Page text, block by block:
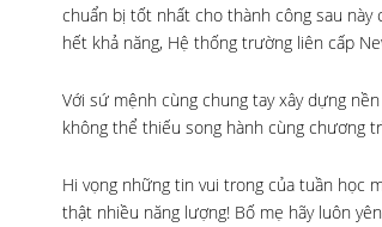
chuẩn bị tốt nhất cho thành công sau
hết khả năng, Hệ thống trường liên cấp
Với sứ mệnh cùng chung tay xây dựng
không thể thiếu song hành cùng chương
Hi vọng những tin vui trong của tuần học
thật nhiều năng lượng! Bố mẹ hãy luôn